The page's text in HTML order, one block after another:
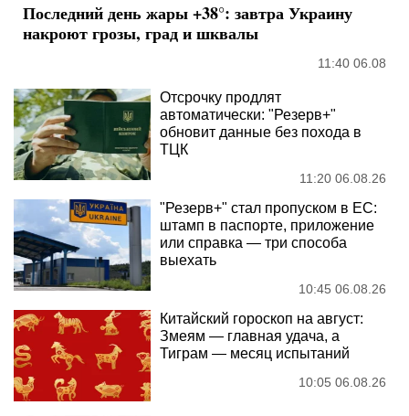
Последний день жары +38°: завтра Украину
накроют грозы, град и шквалы
11:40 06.08
Отсрочку продлят
автоматически: "Резерв+"
обновит данные без похода в
ТЦК
11:20 06.08.26
"Резерв+" стал пропуском в ЕС:
штамп в паспорте, приложение
или справка — три способа
выехать
10:45 06.08.26
Китайский гороскоп на август:
Змеям — главная удача, а
Тиграм — месяц испытаний
10:05 06.08.26